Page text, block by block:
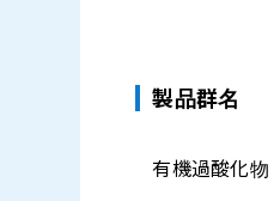
製品群名
有機過酸化物